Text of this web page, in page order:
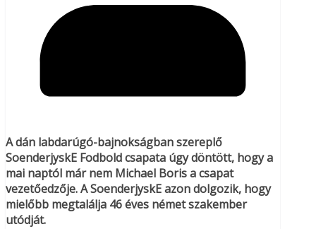
A dán labdarúgó-bajnokságban szereplő
SoenderjyskE Fodbold csapata úgy döntött, hogy a
mai naptól már nem Michael Boris a csapat
vezetőedzője. A SoenderjyskE azon dolgozik, hogy
mielőbb megtalálja 46 éves német szakember
utódját.